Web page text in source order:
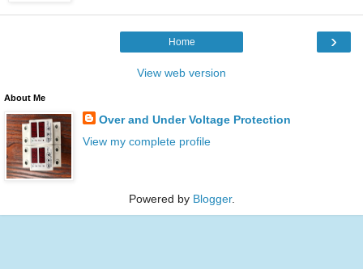
›
Home
View web version
About Me
Over and Under Voltage Protection
View my complete profile
Powered by Blogger.